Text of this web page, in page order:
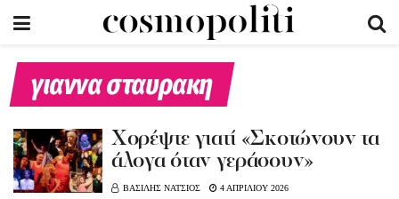
γιαννα σταυρακη
Xoρέψτε γιατί «Σκοτώνουν τα
άλογα όταν γεράσουν»
ΒΑΣΙΛΗΣ ΝΑΤΣΙΟΣ 4 ΑΠΡΙΛΙΟΥ 2026